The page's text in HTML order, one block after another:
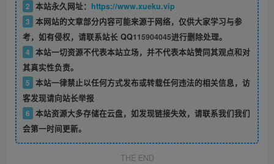
2 本站永久网址： https://www.xueku.vip
3 本网站的文章部分内容可能来源于网络，仅供大家学习与参
考，如有侵权，请联系站长 QQ115904045进行删除处理。
4 本站一切资源不代表本站立场，并不代表本站赞同其观点和对
其真实性负责。
5 本站一律禁止以任何方式发布或转载任何违法的相关信息，访
客发现请向站长举报
6 本站资源大多存储在云盘，如发现链接失效，请联系我们我们
会第一时间更新。
THE END